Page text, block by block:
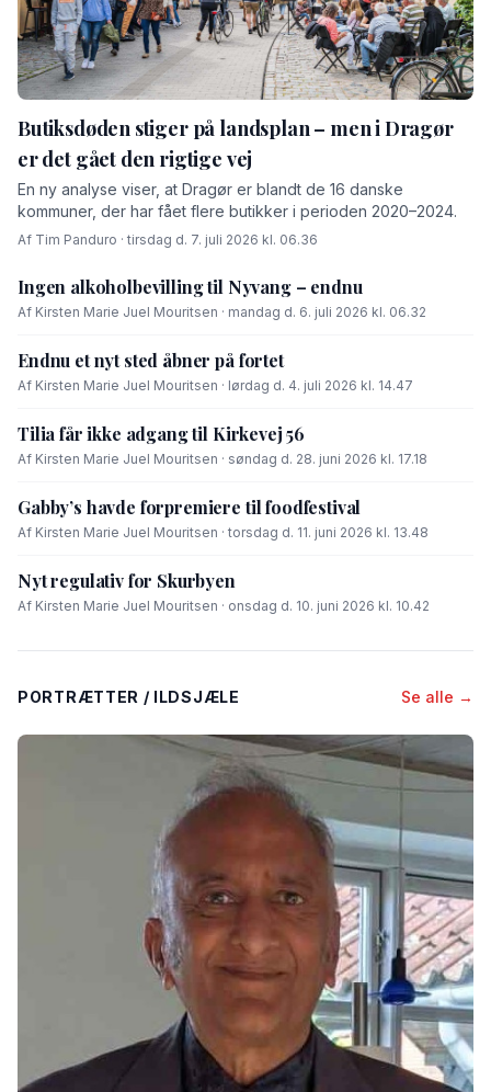
Butiksdøden stiger på landsplan – men i Dragør
er det gået den rigtige vej
En ny analyse viser, at Dragør er blandt de 16 danske
kommuner, der har fået flere butikker i perioden 2020–2024.
Af Tim Panduro · tirsdag d. 7. juli 2026 kl. 06.36
Ingen alkoholbevilling til Nyvang – endnu
Af Kirsten Marie Juel Mouritsen · mandag d. 6. juli 2026 kl. 06.32
Endnu et nyt sted åbner på fortet
Af Kirsten Marie Juel Mouritsen · lørdag d. 4. juli 2026 kl. 14.47
Tilia får ikke adgang til Kirkevej 56
Af Kirsten Marie Juel Mouritsen · søndag d. 28. juni 2026 kl. 17.18
Gabby’s havde forpremiere til foodfestival
Af Kirsten Marie Juel Mouritsen · torsdag d. 11. juni 2026 kl. 13.48
Nyt regulativ for Skurbyen
Af Kirsten Marie Juel Mouritsen · onsdag d. 10. juni 2026 kl. 10.42
PORTRÆTTER / ILDSJÆLE Se alle →